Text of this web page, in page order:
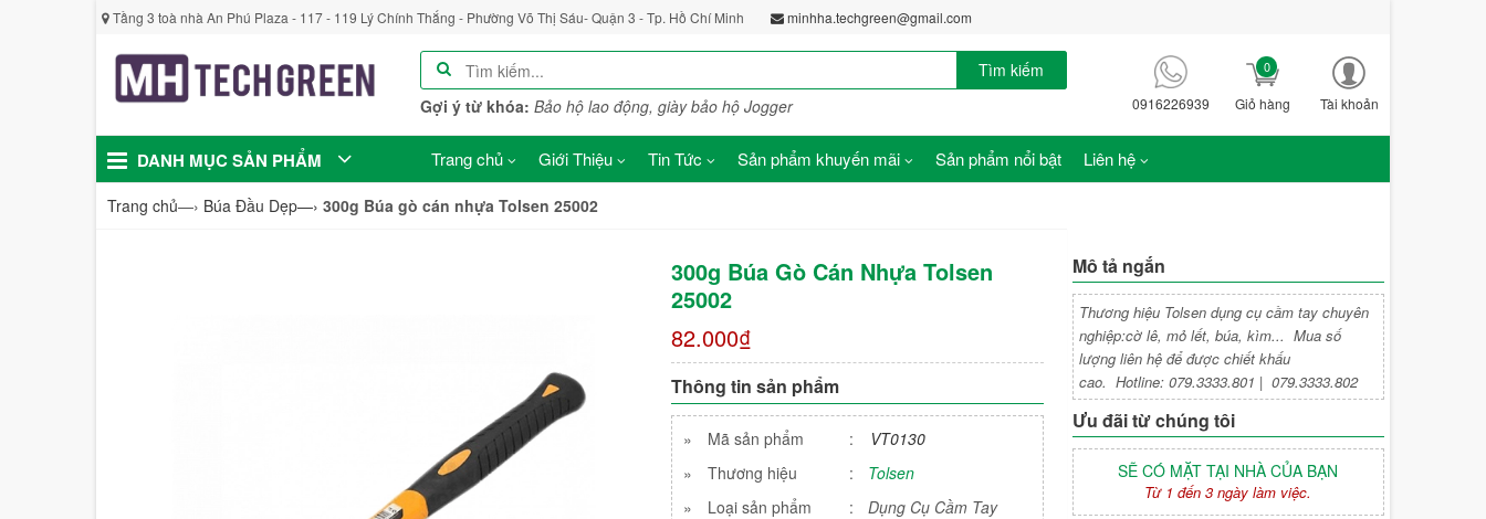
Tầng 3 toà nhà An Phú Plaza - 117 - 119 Lý Chính Thắng - Phường Võ Thị Sáu- Quận 3 - Tp. Hồ Chí Minh minhha.techgreen@gmail.com
Tìm kiếm
Gợi ý từ khóa: Bảo hộ lao động, giày bảo hộ Jogger 0916226939 Giỏ hàng
0
Tài khoản
DANH MỤC SẢN PHẨM Trang chủ Giới Thiệu Tin Tức Sản phẩm khuyến mãi Sản phẩm nổi bật Liên hệ
Trang chủ—› Búa Đầu Dẹp—› 300g Búa gò cán nhựa Tolsen 25002
300g Búa Gò Cán Nhựa Tolsen
25002
82.000₫
Thông tin sản phẩm
» Mã sản phẩm :
VT0130
»
Thương hiệu :
Tolsen
»
Loại sản phẩm :
Dụng Cụ Cầm Tay
Mô tả ngắn
Thương hiệu Tolsen dụng cụ cầm tay chuyên
nghiệp:cờ lê, mỏ lết, búa, kìm... Mua số
lượng liên hệ để được chiết khấu
cao. Hotline: 079.3333.801 | 079.3333.802
Ưu đãi từ chúng tôi
SẼ CÓ MẶT TẠI NHÀ CỦA BẠN
Từ 1 đến 3 ngày làm việc.